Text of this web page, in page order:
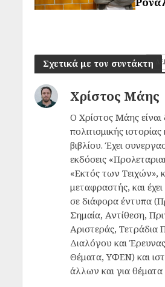
Σχετικά με τον συντάκτη
Χρίστος Μάης
Ο Χρίστος Μάης είναι
πολιτισμικής
βιβλίου. Έχει
εκδόσεις
«Εκτός των Τειχών»,
μεταφραστής, και
σε διάφορα έντυπα
Σημαία, Αντίθεση,
Αριστεράς, Τετράδια
Διαλόγου και
Θέματα, ΥΦΕΝ) και
άλλων και για θέματα